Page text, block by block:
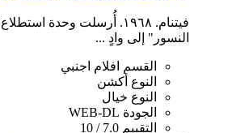
فيتنام. ١٩٦٨. أُرسلت وحدة
النسور" إلى وادٍ ...
القسم
افلام اجنبي
النوع أكشن
النوع خيال
الجودة WEB-DL
التقييم 7.0 / 10